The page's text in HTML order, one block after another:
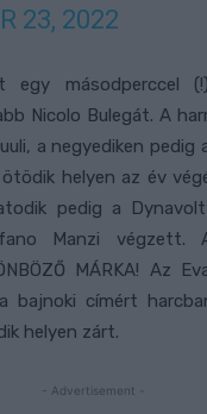
23, 2022
egy másodperccel
Nicolo Bulegát. A
a negyediken pedig
helyen az év
pedig a
Manzi végzett.
MÁRKA! Az
bajnoki címért
helyen zárt.
- Advertisement -